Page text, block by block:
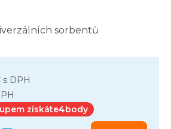
sorbentů
s DPH
získáte4body